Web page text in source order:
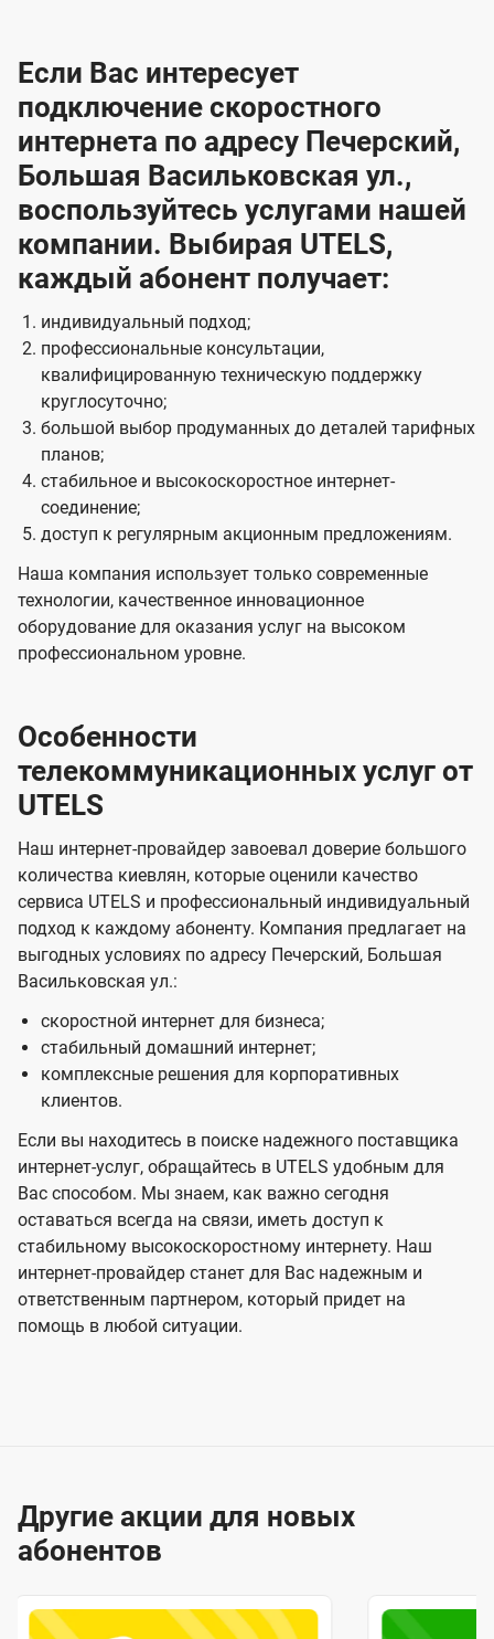
Если Вас интересует
подключение скоростного
интернета по адресу Печерский,
Большая Васильковская ул.,
воспользуйтесь услугами нашей
компании. Выбирая UTELS,
каждый абонент получает:
индивидуальный подход;
профессиональные консультации,
квалифицированную техническую поддержку
круглосуточно;
большой выбор продуманных до деталей тарифных
планов;
стабильное и высокоскоростное интернет-
соединение;
доступ к регулярным акционным предложениям.
Наша компания использует только современные
технологии, качественное инновационное
оборудование для оказания услуг на высоком
профессиональном уровне.
Особенности
телекоммуникационных услуг от
UTELS
Наш интернет-провайдер завоевал доверие большого
количества киевлян, которые оценили качество
сервиса UTELS и профессиональный индивидуальный
подход к каждому абоненту. Компания предлагает на
выгодных условиях по адресу Печерский, Большая
Васильковская ул.:
скоростной интернет для бизнеса;
стабильный домашний интернет;
комплексные решения для корпоративных
клиентов.
Если вы находитесь в поиске надежного поставщика
интернет-услуг, обращайтесь в UTELS удобным для
Вас способом. Мы знаем, как важно сегодня
оставаться всегда на связи, иметь доступ к
стабильному высокоскоростному интернету. Наш
интернет-провайдер станет для Вас надежным и
ответственным партнером, который придет на
помощь в любой ситуации.
Другие акции для новых
абонентов